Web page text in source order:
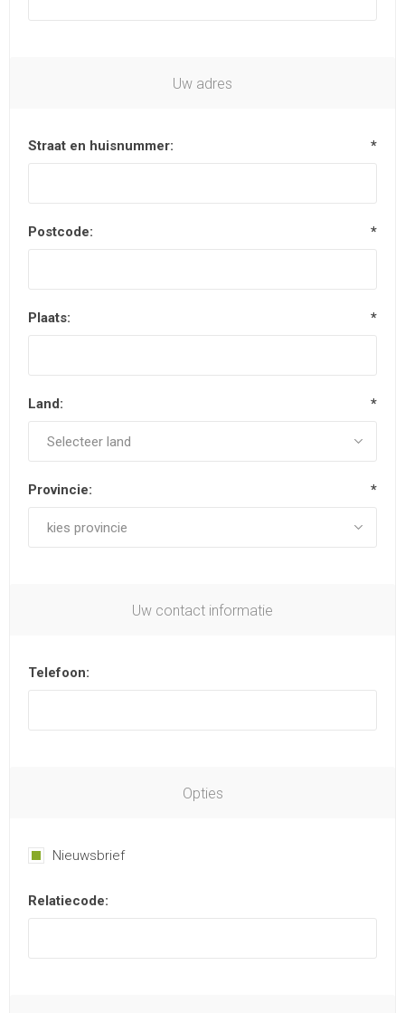
Uw adres
Straat en huisnummer: *
Postcode: *
Plaats: *
Land: *
Provincie: *
Uw contact informatie
Telefoon:
Opties
Nieuwsbrief
Relatiecode: